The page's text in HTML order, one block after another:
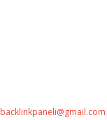
backlinkpaneli@gmail.com